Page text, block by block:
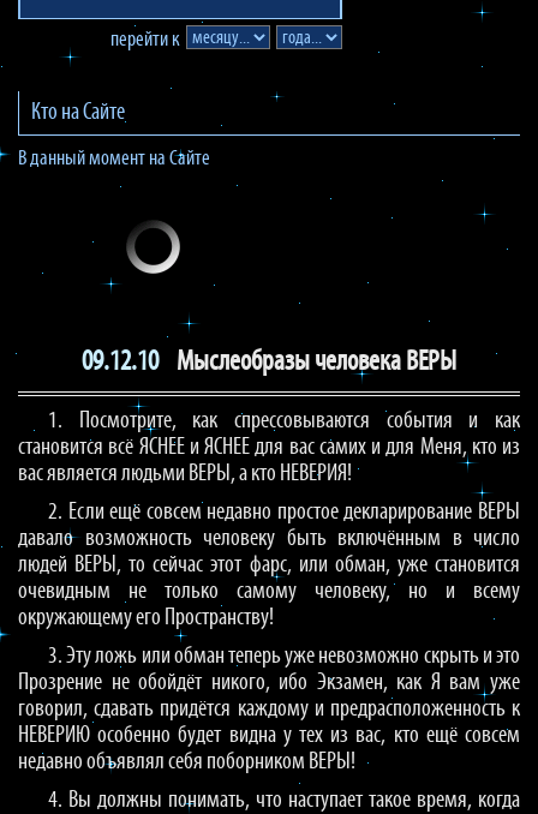
перейти к
Кто на Сайте
В данный момент на Сайте
09.12.10 Мыслеобразы человека ВЕРЫ
1. Посмотрите, как спрессовываются события и как
становится всё ЯСНЕЕ и ЯСНЕЕ для вас самих и для Меня, кто из
вас является людьми ВЕРЫ, а кто НЕВЕРИЯ!
2. Если ещё совсем недавно простое декларирование ВЕРЫ
давало возможность человеку быть включённым в число
людей ВЕРЫ, то сейчас этот фарс, или обман, уже становится
очевидным не только самому человеку, но и всему
окружающему его Пространству!
3. Эту ложь или обман теперь уже невозможно скрыть и это
Прозрение не обойдёт никого, ибо Экзамен, как Я вам уже
говорил, сдавать придётся каждому и предрасположенность к
НЕВЕРИЮ особенно будет видна у тех из вас, кто ещё совсем
недавно объявлял себя поборником ВЕРЫ!
4. Вы должны понимать, что наступает такое время, когда